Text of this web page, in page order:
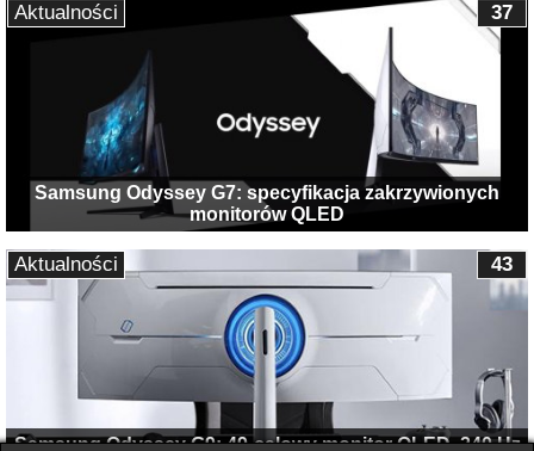
Samsung Odyssey G7: specyfikacja zakrzywionych
monitorów QLED
37
Aktualności
Samsung Odyssey G9: 49-calowy monitor QLED, 240 Hz
43
Aktualności